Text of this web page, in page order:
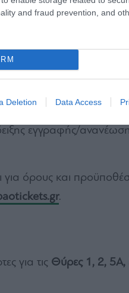
and fraud prevention, and
Deletion Data Access
και το υγειονομικό
6 μήνες.
εγγραφής/
όρους και
.
για τις Θύρες 1, 2,